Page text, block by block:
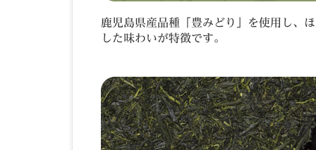
鹿児島県産品種「豊みどり」を使用し、
した味わいが特徴です。